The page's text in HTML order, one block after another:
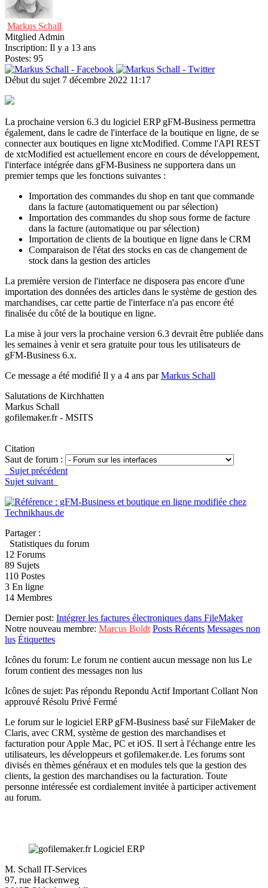
Markus Schall
Mitglied Admin
Inscription: Il y a 13 ans
Postes: 95
Début du sujet 7 décembre 2022 11:17
La prochaine version 6.3 du logiciel ERP gFM-Business permettra
également, dans le cadre de l'interface de la boutique en ligne, de se
connecter aux boutiques en ligne xtcModified. Comme l'API REST
de xtcModified est actuellement encore en cours de développement,
l'interface intégrée dans gFM-Business ne supportera dans un
premier temps que les fonctions suivantes :
Importation des commandes du shop en tant que commande
dans la facture (automatiquement ou par sélection)
Importation des commandes du shop sous forme de facture
dans la facture (automatique ou par sélection)
Importation de clients de la boutique en ligne dans le CRM
Comparaison de l'état des stocks en cas de changement de
stock dans la gestion des articles
La première version de l'interface ne disposera pas encore d'une
importation des données des articles dans le système de gestion des
marchandises, car cette partie de l'interface n'a pas encore été
finalisée du côté de la boutique en ligne.
La mise à jour vers la prochaine version 6.3 devrait être publiée dans
les semaines à venir et sera gratuite pour tous les utilisateurs de
gFM-Business 6.x.
Ce message a été modifié Il y a 4 ans parMarkus Schall
Salutations de Kirchhatten
Markus Schall
gofilemaker.fr - MSITS
Citation
Saut de forum :
Sujet précédent
Sujet suivant
Partager :
Statistiques du forum
12 Forums
89 Sujets
110 Postes
3 En ligne
14 Membres
Dernier post: Intégrer les factures électroniques dans FileMaker
Notre nouveau membre: Marcus Boldt Posts Récents Messages non
lus Étiquettes
Icônes du forum: Le forum ne contient aucun message non lus Le
forum contient des messages non lus
Icônes de sujet: Pas répondu Repondu Actif Important Collant Non
approuvé Résolu Privé Fermé
Le forum sur le logiciel ERP gFM-Business basé sur FileMaker de
Claris, avec CRM, système de gestion des marchandises et
facturation pour Apple Mac, PC et iOS. Il sert à l'échange entre les
utilisateurs, les développeurs et gofilemaker.de. Les forums sont
divisés en thèmes généraux et en modules tels que la gestion des
clients, la gestion des marchandises ou la facturation. Toute
personne intéressée est cordialement invitée à participer activement
au forum.
M. Schall IT-Services
97, rue Hackenweg